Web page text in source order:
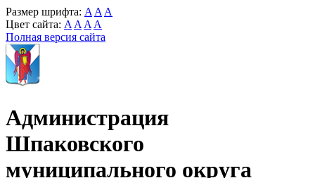
Размер шрифта: A A A
Цвет сайта: A A A A
Полная версия сайта
Администрация
Шпаковского
муниципального округа